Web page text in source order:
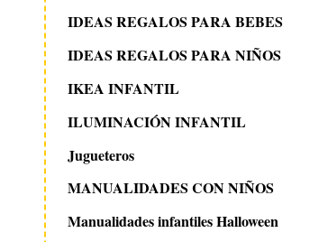
IDEAS REGALOS PARA BEBES
IDEAS REGALOS PARA NIÑOS
IKEA INFANTIL
ILUMINACIÓN INFANTIL
Jugueteros
MANUALIDADES CON NIÑOS
Manualidades infantiles Halloween